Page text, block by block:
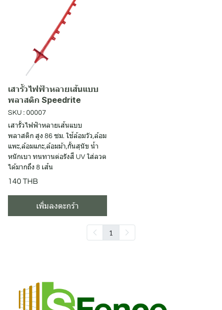
เสารั้วไฟฟ้าหลายเส้นแบบ
พลาสติก Speedrite
SKU : 00007
เสารั้วไฟฟ้าหลายเส้นแบบ
พลาสติก สูง 86 ซม. ใช้ล้อมวัว,ล้อม
แพะ,ล้อมแกะ,ล้อมม้า,กั้นสุนัข น้ำ
หนักเบา ทนทานต่อรังสี UV ใส่ลวด
ได้มากถึง 8 เส้น
140 THB
เพิ่มลงตะกร้า
1